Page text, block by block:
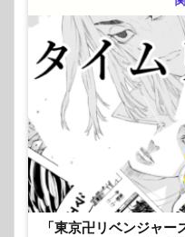
「東京卍リベンジャ